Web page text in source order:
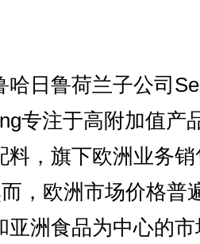
日鲁荷兰子公司
专注于高附加值产
料，旗下欧洲业务
，欧洲市场价格普
亚洲食品为中心的